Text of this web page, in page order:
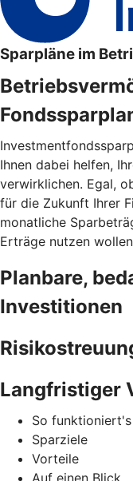
Sparpläne im
Ihnen dabei helfen,
verwirklichen. Egal,
für die Zukunft Ihrer
monatliche
Erträge nutzen
Planbare,
Investitionen
Langfristiger
So funktioniert's
Sparziele
Vorteile
Auf einen Blick